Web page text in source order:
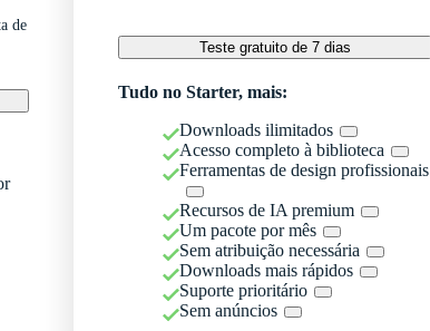
de
Teste gratuito de 7 dias
Tudo no Starter, mais:
Downloads ilimitados
Acesso completo à biblioteca
Ferramentas de design profissionais
Recursos de IA premium
Um pacote por mês
Sem atribuição necessária
Downloads mais rápidos
Suporte prioritário
Sem anúncios